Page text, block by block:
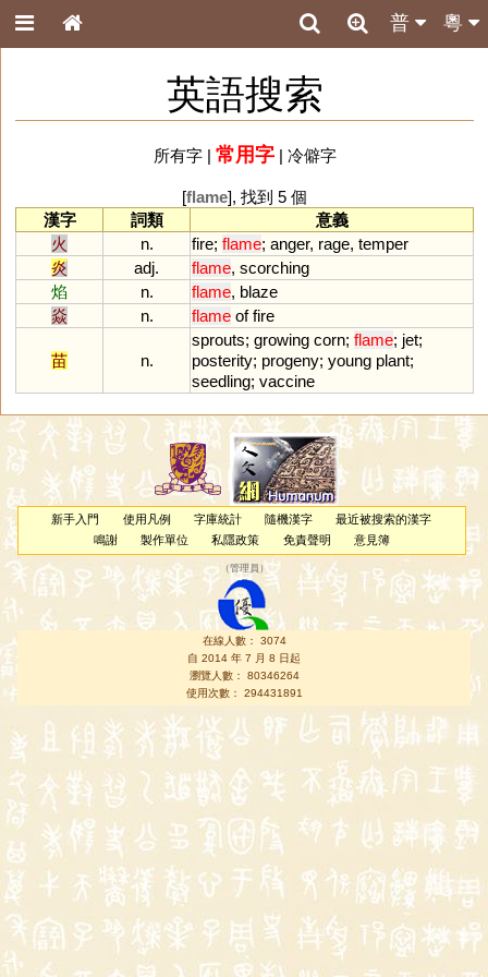
粵
普
英語搜索
所有字| 常用字| 冷僻字
[flame], 找到 5 個
漢字
詞類
意義
火
n. fire; flame; anger, rage, temper
炎
adj. flame, scorching
焰
n. flame, blaze
焱
n. flame of fire
苗 n.
sprouts; growing corn; flame; jet;
posterity; progeny; young plant;
seedling; vaccine
新手入門 使用凡例 字庫統計 隨機漢字
最近被搜索的漢字
鳴謝
製作單位 私隱政策 免責聲明 意見簿
（管理員 ）
在線人數： 3074
自 2014 年 7 月 8 日起
瀏覽人數： 80346264
使用次數： 294431891